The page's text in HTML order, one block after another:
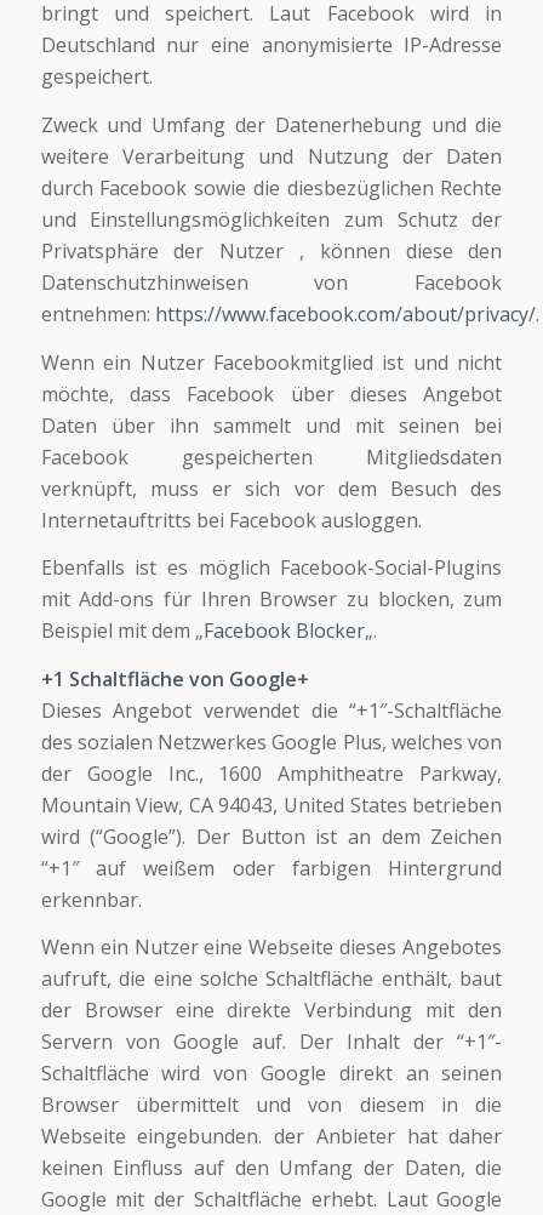
bringt und speichert. Laut Facebook wird in
Deutschland nur eine anonymisierte IP-Adresse
gespeichert.
Zweck und Umfang der Datenerhebung und die
weitere Verarbeitung und Nutzung der Daten
durch Facebook sowie die diesbezüglichen Rechte
und Einstellungsmöglichkeiten zum Schutz der
Privatsphäre der Nutzer , können diese den
Datenschutzhinweisen von Facebook
entnehmen: https://www.facebook.com/about/privacy/.
Wenn ein Nutzer Facebookmitglied ist und nicht
möchte, dass Facebook über dieses Angebot
Daten über ihn sammelt und mit seinen bei
Facebook gespeicherten Mitgliedsdaten
verknüpft, muss er sich vor dem Besuch des
Internetauftritts bei Facebook ausloggen.
Ebenfalls ist es möglich Facebook-Social-Plugins
mit Add-ons für Ihren Browser zu blocken, zum
Beispiel mit dem „Facebook Blocker„.
+1 Schaltfläche von Google+
Dieses Angebot verwendet die “+1″-Schaltfläche
des sozialen Netzwerkes Google Plus, welches von
der Google Inc., 1600 Amphitheatre Parkway,
Mountain View, CA 94043, United States betrieben
wird (“Google”). Der Button ist an dem Zeichen
“+1″ auf weißem oder farbigen Hintergrund
erkennbar.
Wenn ein Nutzer eine Webseite dieses Angebotes
aufruft, die eine solche Schaltfläche enthält, baut
der Browser eine direkte Verbindung mit den
Servern von Google auf. Der Inhalt der “+1″-
Schaltfläche wird von Google direkt an seinen
Browser übermittelt und von diesem in die
Webseite eingebunden. der Anbieter hat daher
keinen Einfluss auf den Umfang der Daten, die
Google mit der Schaltfläche erhebt. Laut Google